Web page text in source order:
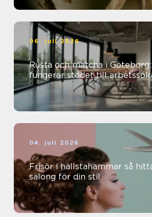
06. juli 2026
Rusta och matcha i Göteborg:
fungerar stödet till
04. juli 2026
Frisör i hallstahammar så hittar du rätt
salong för din stil